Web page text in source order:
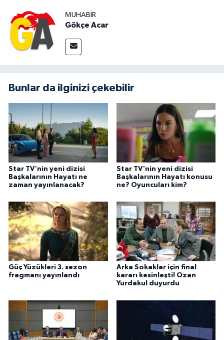
MUHABIR
Gökçe Acar
Bunlar da ilginizi çekebilir
Star TV'nin yeni dizisi
Başkalarının Hayatı ne
zaman yayınlanacak?
Star TV'nin yeni dizisi
Başkalarının Hayatı konusu
ne? Oyuncuları kim?
Güç Yüzükleri 3. sezon
fragmanı yayınlandı
Arka Sokaklar için final
kararı kesinleşti! Ozan
Yurdakul duyurdu